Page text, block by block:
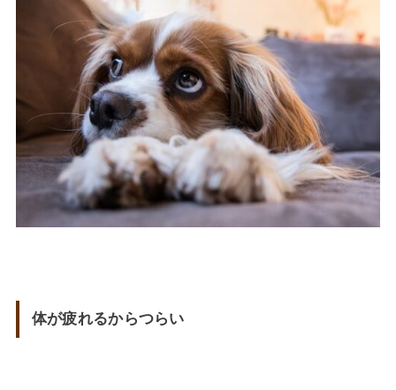
体が疲れるからつらい